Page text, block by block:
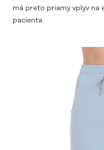
má preto priamy vplyv na
pacienta.